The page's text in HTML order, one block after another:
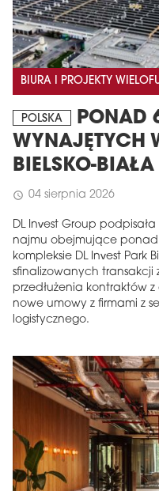
BIURA I PROJEKTY
POLSKA
PONAD
WYNAJĘTYCH
BIELSKO-BIAŁA
schedule 04 sierpnia 2026
DL Invest Group
najmu obejmujące ponad
kompleksie DL Invest Park
sfinalizowanych transakcji
przedłużenia kontraktów
nowe umowy z firmami z
logistycznego.